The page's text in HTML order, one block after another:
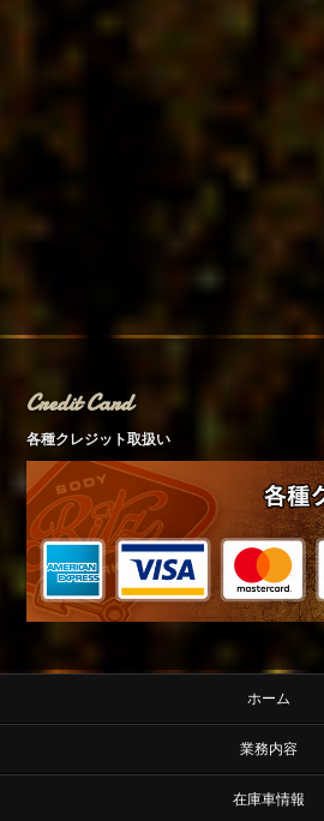
Credit Card
各種クレジット取扱い
ホーム
業務内容
在庫車情報